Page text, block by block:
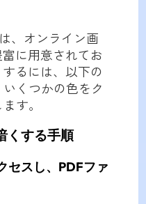
、オンライン画
に用意されてお
るには、以下の
くつかの色をク
す。
くする手順
セスし、PDFファ